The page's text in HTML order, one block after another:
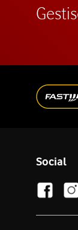
Social